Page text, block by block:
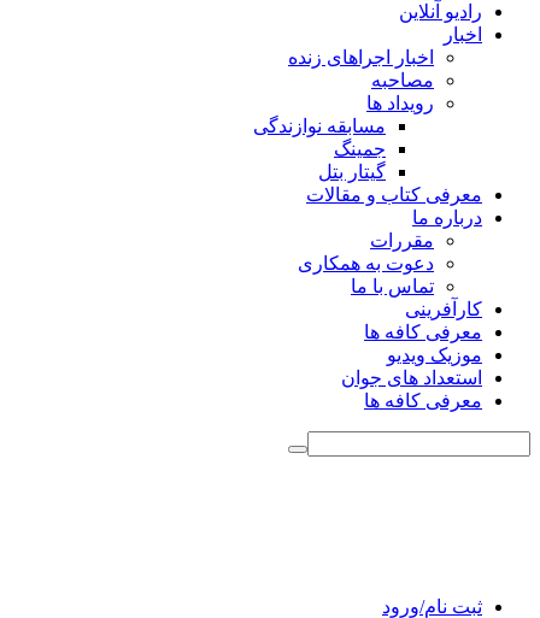
رادیو آنلاین
اخبار
اخبار اجراهای زنده
مصاحبه
رویداد ها
مسابقه نوازندگی
جمینگ
گیتار بتل
معرفی کتاب و مقالات
درباره ما
مقررات
دعوت به همکاری
تماس با ما
کارآفرینی
معرفی کافه ها
موزیک ویدیو
استعداد های جوان
معرفی کافه ها
ثبت نام/ورود